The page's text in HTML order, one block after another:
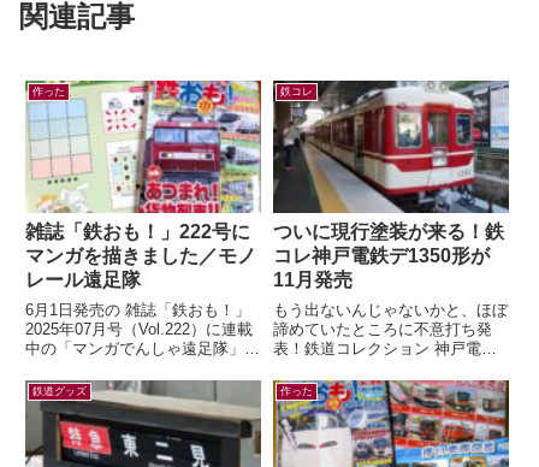
関連記事
作った
雑誌「鉄おも！」222号に
マンガを描きました／モノ
レール遠足隊
6月1日発売の 雑誌「鉄おも！」
2025年07月号（Vol.222）に連載
中の「マンガでんしゃ遠足隊」最
がる？ぶらさがる？それゆけ...
鉄コレ
ついに現行塗装が来る！鉄
コレ神戸電鉄デ1350形が
11月発売
もう出ないんじゃないかと、ほぼ
諦めていたところに不意打ち発
表！鉄道コレクション 神戸電鉄
コレ) 鉄コレの神鉄1000系列と...
鉄道グッズ 作った